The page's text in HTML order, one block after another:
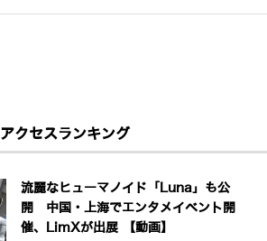
アクセスランキング
流麗なヒューマノイド「Luna」も公
開 中国・上海でエンタメイベント開
催、LimXが出展 【動画】